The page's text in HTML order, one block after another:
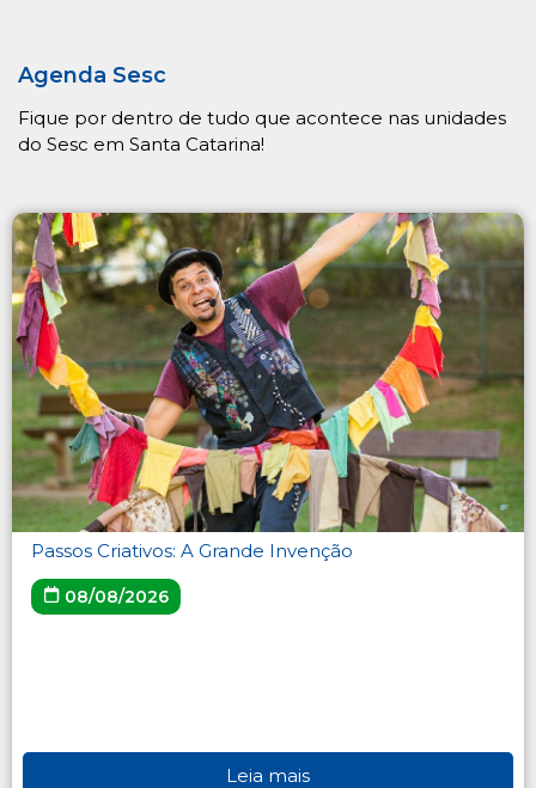
Agenda Sesc
Fique por dentro de tudo que acontece nas unidades
do Sesc em Santa Catarina!
Passos Criativos: A Grande Invenção
08/08/2026
Leia mais